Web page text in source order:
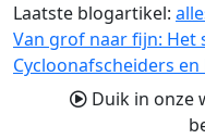
Laatste blogartikel:
Van grof naar fijn: Het
Cycloonafscheiders
Duik in onze